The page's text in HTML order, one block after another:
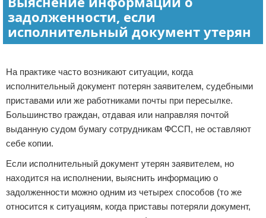
задолженности, если
исполнительный документ утерян
На практике часто возникают ситуации, когда
исполнительный документ потерян заявителем, судебными
приставами или же работниками почты при пересылке.
Большинство граждан, отдавая или направляя почтой
выданную судом бумагу сотрудникам ФССП, не оставляют
себе копии.
Если исполнительный документ утерян заявителем, но
находится на исполнении, выяснить информацию о
задолженности можно одним из четырех способов (то же
относится к ситуациям, когда приставы потеряли документ,